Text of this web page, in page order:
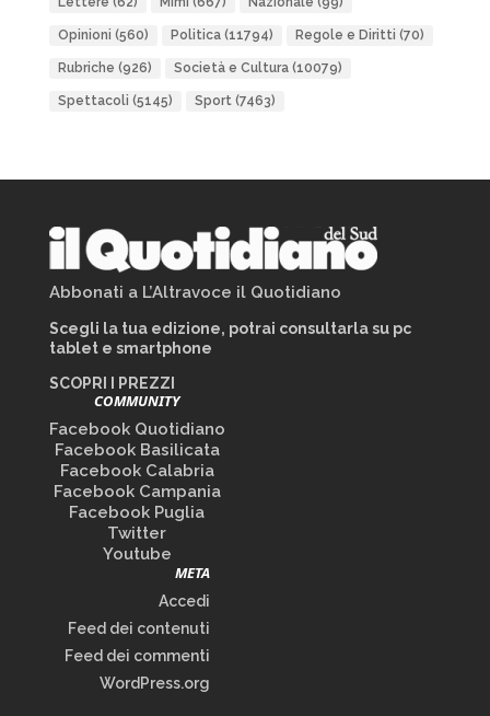
Opinioni (560) Politica(11794) Regole e Diritti (70)
Rubriche (926) Società e Cultura(10079)
Spettacoli (5145) Sport(7463)
Abbonati a L’Altravoce il Quotidiano
Scegli la tua edizione, potrai consultarla su pc
tablet e smartphone
SCOPRI I PREZZI
COMMUNITY
Facebook Quotidiano
Facebook Basilicata
Facebook Calabria
Facebook Campania
Facebook Puglia
Twitter
Youtube
META
Accedi
Feed dei contenuti
Feed dei commenti
WordPress.org